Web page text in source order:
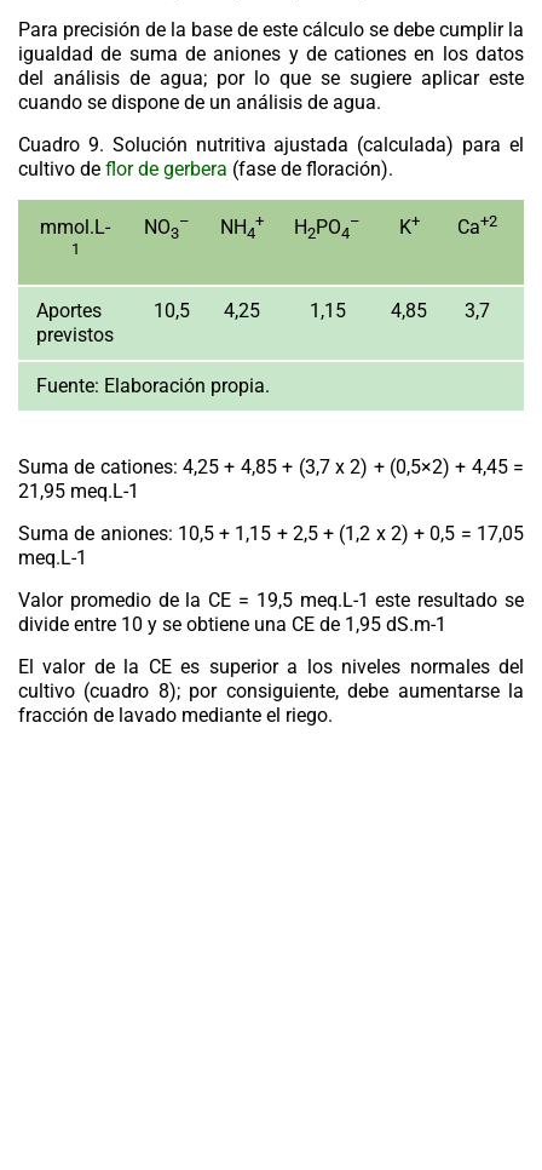
Para precisión de la base de este cálculo se debe cumplir la
igualdad de suma de aniones y de cationes en los datos
del análisis de agua; por lo que se sugiere aplicar este
cuando se dispone de un análisis de agua.
Cuadro 9. Solución nutritiva ajustada (calculada) para el
cultivo de flor de gerbera (fase de floración).
mmol.L-
1
NO3
– NH4
+ H2PO4
– K+ Ca+2
Aportes
previstos
10,5 4,25 1,15 4,85 3,7
Fuente: Elaboración propia.
Suma de cationes: 4,25 + 4,85 + (3,7 x 2) + (0,5×2) + 4,45 =
21,95 meq.L-1
Suma de aniones: 10,5 + 1,15 + 2,5 + (1,2 x 2) + 0,5 = 17,05
meq.L-1
Valor promedio de la CE = 19,5 meq.L-1 este resultado se
divide entre 10 y se obtiene una CE de 1,95 dS.m-1
El valor de la CE es superior a los niveles normales del
cultivo (cuadro 8); por consiguiente, debe aumentarse la
fracción de lavado mediante el riego.